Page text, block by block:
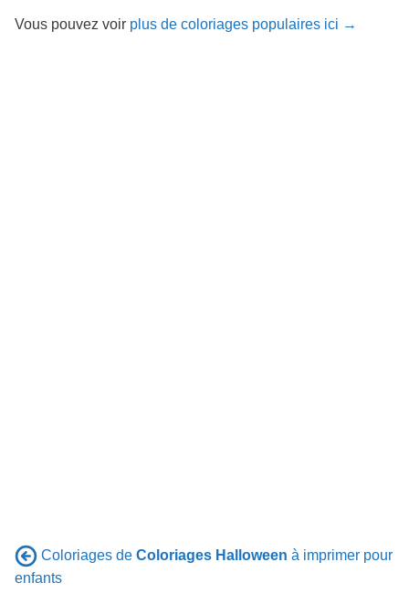
Vous pouvez voir plus de coloriages populaires ici →
Coloriages de Coloriages Halloween à imprimer pour
enfants